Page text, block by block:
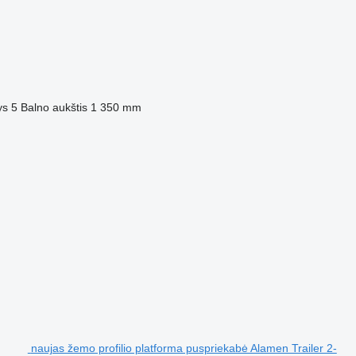
5 Balno aukštis 1 350 mm
naujas žemo profilio platforma puspriekabė Alamen Trailer 2-